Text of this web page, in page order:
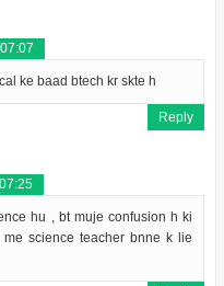
ke baad btech kr skte h
Reply
hu , bt muje confusion h ki
science teacher bnne k lie